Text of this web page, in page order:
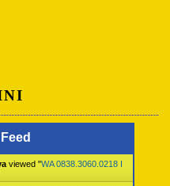
viewed "WA 0838.3060.0218 I